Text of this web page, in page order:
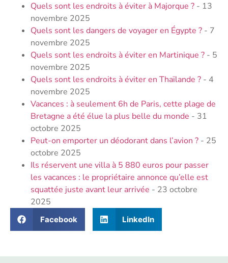
Quels sont les endroits à éviter à Majorque ? - 13
novembre 2025
Quels sont les dangers de voyager en Égypte ? - 7
novembre 2025
Quels sont les endroits à éviter en Martinique ? - 5
novembre 2025
Quels sont les endroits à éviter en Thaïlande ? - 4
novembre 2025
Vacances : à seulement 6h de Paris, cette plage de
Bretagne a été élue la plus belle du monde - 31
octobre 2025
Peut-on emporter un déodorant dans l’avion ? - 25
octobre 2025
Ils réservent une villa à 5 880 euros pour passer
les vacances : le propriétaire annonce qu’elle est
squattée juste avant leur arrivée - 23 octobre
2025
Facebook LinkedIn